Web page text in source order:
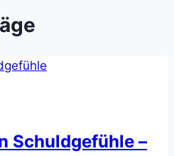
Schuldgefühle –